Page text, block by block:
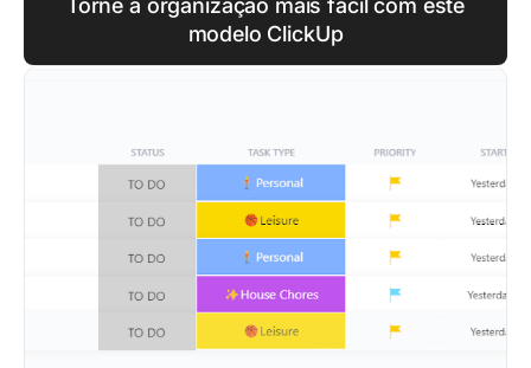
Torne a organização mais fácil com este
modelo ClickUp